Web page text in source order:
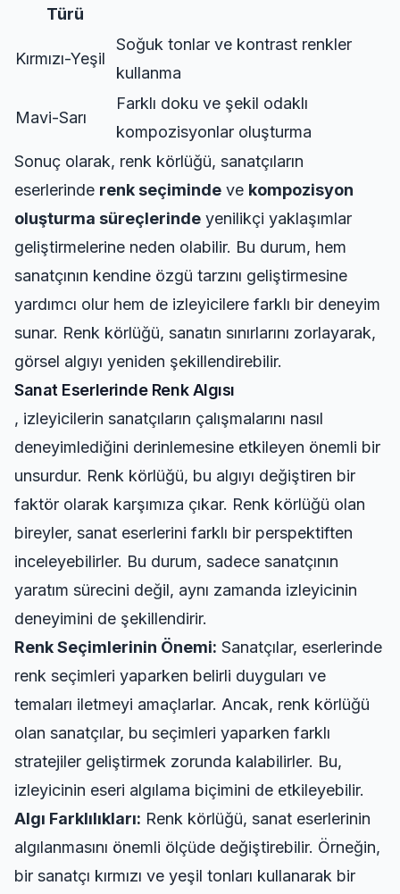
Türü
Kırmızı-Yeşil
Soğuk tonlar ve kontrast renkler
kullanma
Mavi-Sarı
Farklı doku ve şekil odaklı
kompozisyonlar oluşturma
Sonuç olarak, renk körlüğü, sanatçıların
eserlerinde renk seçiminde ve kompozisyon
oluşturma süreçlerinde yenilikçi yaklaşımlar
geliştirmelerine neden olabilir. Bu durum, hem
sanatçının kendine özgü tarzını geliştirmesine
yardımcı olur hem de izleyicilere farklı bir deneyim
sunar. Renk körlüğü, sanatın sınırlarını zorlayarak,
görsel algıyı yeniden şekillendirebilir.
Sanat Eserlerinde Renk Algısı
, izleyicilerin sanatçıların çalışmalarını nasıl
deneyimlediğini derinlemesine etkileyen önemli bir
unsurdur. Renk körlüğü, bu algıyı değiştiren bir
faktör olarak karşımıza çıkar. Renk körlüğü olan
bireyler, sanat eserlerini farklı bir perspektiften
inceleyebilirler. Bu durum, sadece sanatçının
yaratım sürecini değil, aynı zamanda izleyicinin
deneyimini de şekillendirir.
Renk Seçimlerinin Önemi: Sanatçılar, eserlerinde
renk seçimleri yaparken belirli duyguları ve
temaları iletmeyi amaçlarlar. Ancak, renk körlüğü
olan sanatçılar, bu seçimleri yaparken farklı
stratejiler geliştirmek zorunda kalabilirler. Bu,
izleyicinin eseri algılama biçimini de etkileyebilir.
Algı Farklılıkları: Renk körlüğü, sanat eserlerinin
algılanmasını önemli ölçüde değiştirebilir. Örneğin,
bir sanatçı kırmızı ve yeşil tonları kullanarak bir